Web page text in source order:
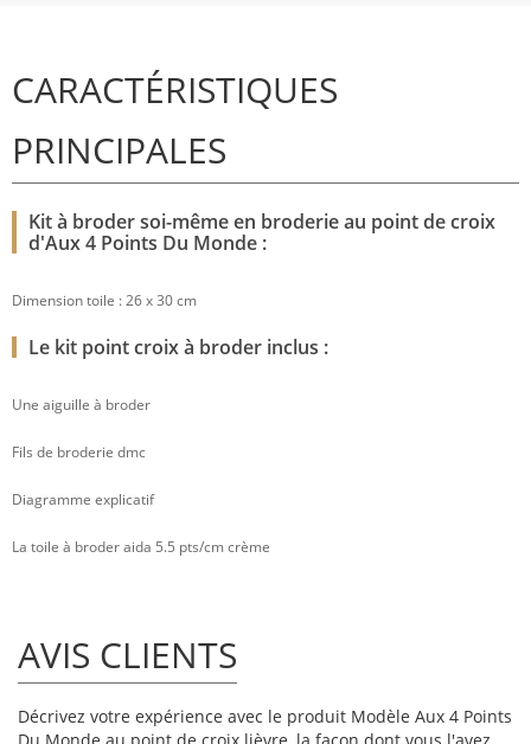
CARACTÉRISTIQUES
PRINCIPALES
Kit à broder soi-même en broderie au point de croix
d'Aux 4 Points Du Monde :
Dimension toile : 26 x 30 cm
Le kit point croix à broder inclus :
Une aiguille à broder
Fils de broderie dmc
Diagramme explicatif
La toile à broder aida 5.5 pts/cm crème
AVIS CLIENTS
Décrivez votre expérience avec le produit Modèle Aux 4 Points